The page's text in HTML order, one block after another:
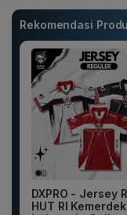
Rekomendasi
DXPRO - Jersey
HUT RI